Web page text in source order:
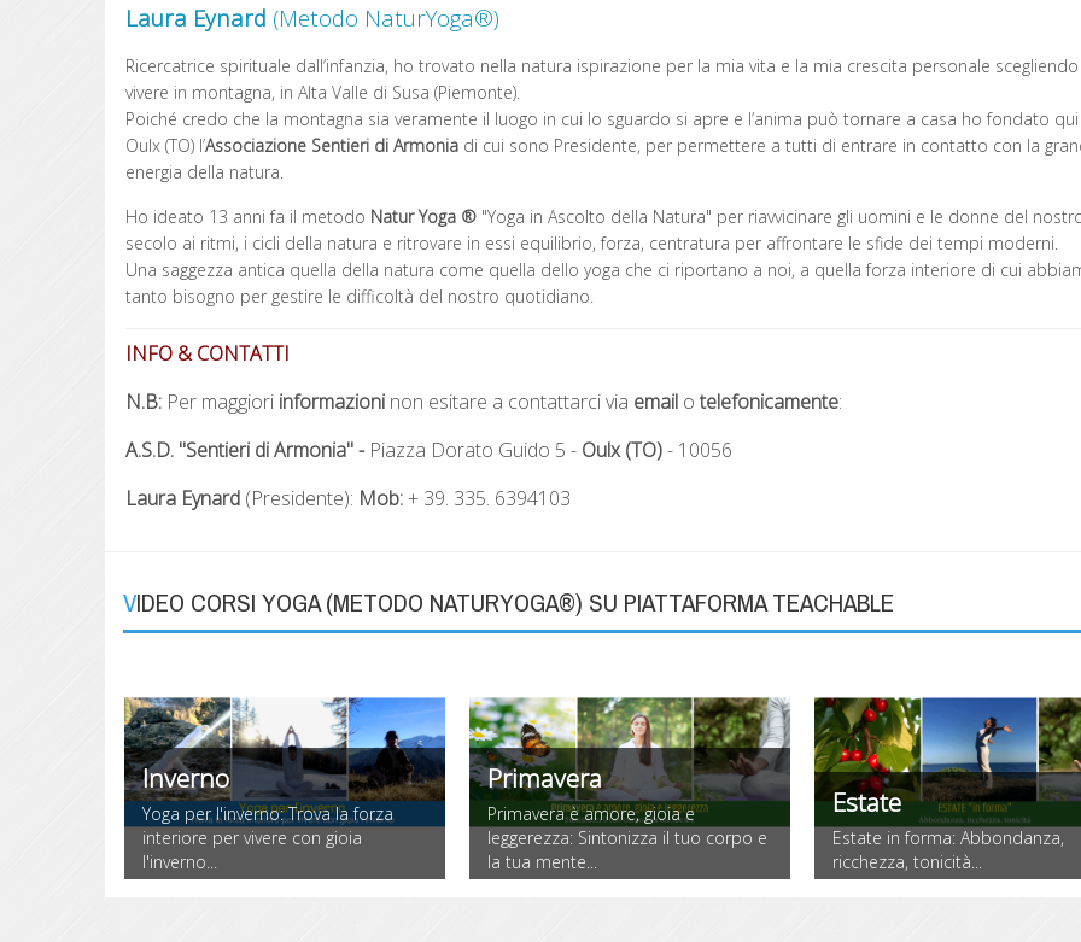
Laura Eynard (Metodo NaturYoga®)
Ricercatrice spirituale dall’infanzia, ho trovato nella natura ispirazione per la mia vita e la mia crescita personale
vivere in montagna, in Alta Valle di Susa (Piemonte).
Poiché credo che la montagna sia veramente il luogo in cui lo sguardo si apre e l’anima può tornare a casa ho fondato
Oulx (TO) l’Associazione Sentieri di Armoniadi cui sono Presidente, per permettere a tutti di entrare in contatto con la
energia della natura.
Ho ideato 13 anni fa il metodo Natur Yoga ® "Yoga in Ascolto della Natura" per riavvicinare gli uomini e le donne del
secolo ai ritmi, i cicli della natura e ritrovare in essi equilibrio, forza, centratura per affrontare le sfide dei tempi moderni.
Una saggezza antica quella della natura come quella dello yoga che ci riportano a noi, a quella forza interiore di cui
tanto bisogno per gestire le difficoltà del nostro quotidiano.
INFO & CONTATTI
N.B:Per maggiori informazioninon esitare a contattarci via emailo telefonicamente:
A.S.D. "Sentieri di Armonia" - Piazza Dorato Guido 5 - Oulx (TO)- 10056
Laura Eynard (Presidente): Mob:+ 39. 335. 6394103
VIDEO CORSI YOGA (METODO NATURYOGA®) SU PIATTAFORMA TEACHABLE
Inverno
Yoga per l'inverno: Trova la forza
interiore per vivere con gioia
l'inverno...
Primavera
Primavera è amore, gioia e
leggerezza: Sintonizza il tuo corpo e
la tua mente...
Estate
Estate in forma: Abbondanza,
ricchezza, tonicità...